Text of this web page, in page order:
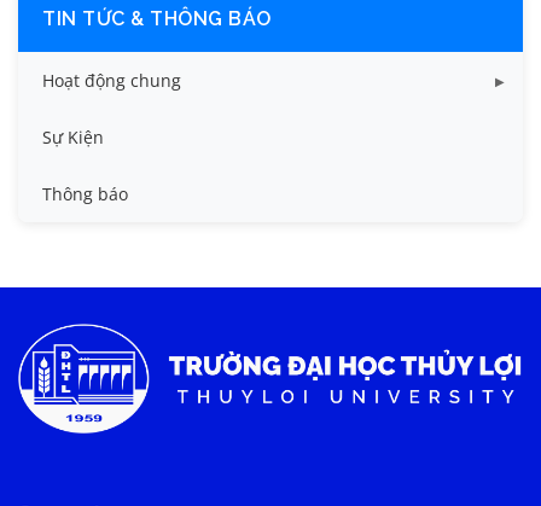
TIN TỨC & THÔNG BÁO
Hoạt động chung
Tin công tác sinh viên
Tin đào tạo
Tin tức chung
Sự Kiện
Thông báo